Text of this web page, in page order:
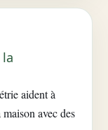
aident à
avec des